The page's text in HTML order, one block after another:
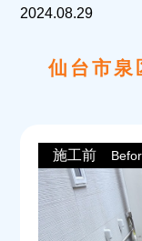
2024.08.29
仙台市
施工前